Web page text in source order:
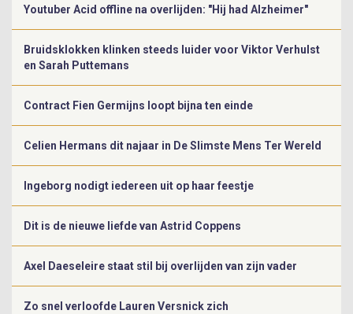
Youtuber Acid offline na overlijden: "Hij had Alzheimer"
Bruidsklokken klinken steeds luider voor Viktor Verhulst
en Sarah Puttemans
Contract Fien Germijns loopt bijna ten einde
Celien Hermans dit najaar in De Slimste Mens Ter Wereld
Ingeborg nodigt iedereen uit op haar feestje
Dit is de nieuwe liefde van Astrid Coppens
Axel Daeseleire staat stil bij overlijden van zijn vader
Zo snel verloofde Lauren Versnick zich